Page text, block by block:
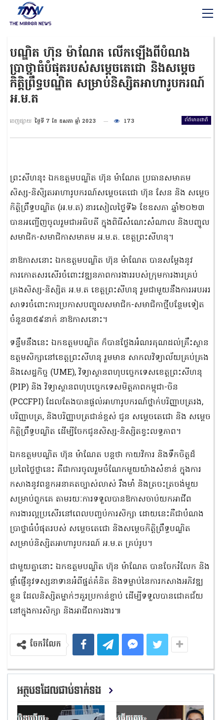
បណ្ឌិត ហ៊ុន ម៉ាណែត លើកឡើងពីបំណង
ប្រាថ្នាធំបំផុតរបស់សម្តេចតេជោ និងសម្តេច
កិត្តិព្រឹទ្ធបណ្ឌិត សម្រាប់និស្សិតអាហារូបករណ៍
អ.ម.ត
ព័ត៌មានជាតិ
ចេញផ្សាយ ថ្ងៃទី 7 ខែ ឧសភា ឆ្នាំ 2023 173
ព្រះសីហនុ៖ ឯកឧត្តមបណ្ឌិត ហ៊ុន ម៉ាណែត ប្រធានសមាគម
សិស្ស-និសិ្សតអាហារូបករណ៍សម្ដេចតេជោ ហ៊ុន សែន និង សម្តេច
កិត្តិព្រឹទ្ធបណ្ឌិត (អ.ម.ត) នារសៀលថ្ងៃទី៦ ខែឧសភា ឆ្នាំ២០២៣
បានអញ្ជើញចូលរួមជាអធិបតី ក្នុងពិធីសំណេះសំណាល និងបញ្ចូល
សមាជិក-សមាជិកាសមាគម អ.ម.ត. ខេត្តព្រះសីហនុ។
នាឱកាសនោះ ឯកឧត្តមបណ្ឌិត ហ៊ុន ម៉ាណែត បានសម្តែងនូវ
ការកោតសរសើរចំពោះវឌ្ឍនភាពការងាររបស់ក្រុមការងារគ្រប់
គ្រងសិស្ស-និស្សិត អ.ម.ត ខេត្តព្រះសីហនុ រួមជាមួយនឹងការអបអរ
សាទរចំពោះការប្រកាសបញ្ចូលសមាជិក-សមាជិកាថ្មីបន្ថែមទៀត
ចំនួន៣៥៩នាក់ នាឱកាសនោះ។
ទន្ទឹមនឹងនេះ ឯកឧត្តមបណ្ឌិត ក៏បានថ្លែងអំណរគុណដល់គ្រឹះស្ថាន
ឧត្តមសិក្សានៅខេត្តព្រះសីហនុ រួមមាន សាកលវិទ្យាល័យគ្រប់គ្រង
និងសេដ្ឋកិច្ច (UME), វិទ្យាស្ថានពហុបច្ចេកទេសខេត្តព្រះសីហនុ
(PIP) និង វិទ្យាស្ថានពហុបច្ចេកទេសមិត្តភាពកម្ពុជា-ចិន
(PCCFPI) ដែលតែងបានផ្តល់អាហារូបករណ៍ថ្នាក់បរិញ្ញាបត្ររង,
បរិញ្ញាបត្រ, និងបរិញ្ញាបត្រជាន់ខ្ពស់ ជូន សម្តេចតេជោ និង សម្តេច
កិត្តិព្រឹទ្ធបណ្ឌិត ដើម្បីចែកជូនសិស្ស-និស្សិតខ្វះលទ្ធភាព។
ឯកឧត្តមបណ្ឌិត ហ៊ុន ម៉ាណែត បន្ដថា កាយវិការ និងទឹកចិត្តដ៏
ប្រពៃថ្លៃថ្លានេះ គឺជាការចូលរួមចំណែកមួយយ៉ាងសំខាន់ ក្នុងការ
កសាងនូវពន្លកអនាគតច្បាស់លាស់ រឹងមាំ និងត្រចះត្រចង់មួយ
សម្រាប់ពួកគេ តាមរយៈការទទួលបានឱកាសចាប់យកអាជីព
ការងារល្អប្រសើរនៅពេលបញ្ចប់ការសិក្សា ដោយនេះគឺជាបំណង
ប្រាថ្នាធំបំផុតរបស់ សម្តេចតេជោ និងសម្តេចកិត្តិព្រឹទ្ធបណ្ឌិត
សម្រាប់និស្សិតអាហារូបករណ៍ អ.ម.ត គ្រប់រូប។
ជាមួយគ្នានោះ ឯកឧត្តមបណ្ឌិត ហ៊ុន ម៉ាណែត បានចែករំលែក និង
ផ្តាំផ្ញើនូវទស្សនាទានអំពីផ្នត់គំនិត និងទម្លាប់នៃការកសាងអភិវឌ្ឍ
ខ្លួន ដែលនិស្សិតម្នាក់ៗគួរប្រកាន់ខ្ជាប់ ដើម្បីទទួលបានជោគជ័យ
នៅក្នុងការសិក្សា និងអាជីពការងារ៕
ចែករំលែក
អត្ថបទដែលជាប់ទាក់ទង